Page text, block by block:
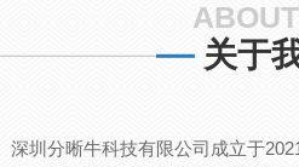
关于
深圳分晰牛科技有限公司成立于